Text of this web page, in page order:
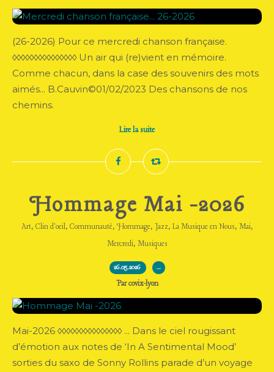
(26-2026) Pour ce mercredi chanson française.
◊◊◊◊◊◊◊◊◊◊◊◊◊◊◊ Un air qui (re)vient en mémoire.
Comme chacun, dans la case des souvenirs des mots
aimés... B.Cauvin©01/02/2023 Des chansons de nos
chemins.
Lire la suite
Hommage Mai -2026
Art, Clin d'oeil, Communauté, Hommage, Jazz, La Musique en Nous, Mai,
Mercredi, Musiques
26.05.2026 …
Par covix-lyon
Mai-2026 ◊◊◊◊◊◊◊◊◊◊◊◊◊◊◊ ... Dans le ciel rougissant
d’émotion aux notes de ‘In A Sentimental Mood’
sorties du saxo de Sonny Rollins parade d’un voyage